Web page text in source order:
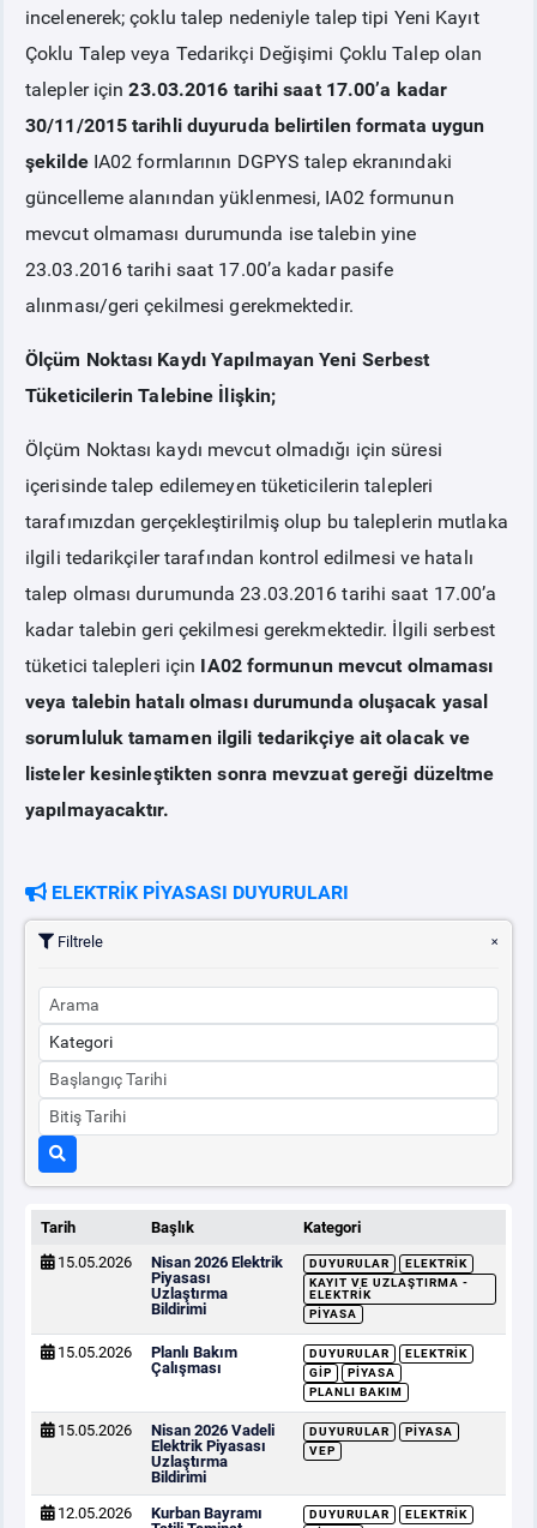
incelenerek; çoklu talep nedeniyle talep tipi Yeni Kayıt
Çoklu Talep veya Tedarikçi Değişimi Çoklu Talep olan
talepler için 23.03.2016 tarihi saat 17.00’a kadar
30/11/2015 tarihli duyuruda belirtilen formata uygun
şekildeIA02 formlarının DGPYS talep ekranındaki
güncelleme alanından yüklenmesi, IA02 formunun
mevcut olmaması durumunda ise talebin yine
23.03.2016 tarihi saat 17.00’a kadar pasife
alınması/geri çekilmesi gerekmektedir.
Ölçüm Noktası Kaydı Yapılmayan Yeni Serbest
Tüketicilerin Talebine İlişkin;
Ölçüm Noktası kaydı mevcut olmadığı için süresi
içerisinde talep edilemeyen tüketicilerin talepleri
tarafımızdan gerçekleştirilmiş olup bu taleplerin mutlaka
ilgili tedarikçiler tarafından kontrol edilmesi ve hatalı
talep olması durumunda 23.03.2016 tarihi saat 17.00’a
kadar talebin geri çekilmesi gerekmektedir. İlgili serbest
tüketici talepleri için IA02 formunun mevcut olmaması
veya talebin hatalı olması durumunda oluşacak yasal
sorumluluk tamamen ilgili tedarikçiye ait olacak ve
listeler kesinleştikten sonra mevzuat gereği düzeltme
yapılmayacaktır.
ELEKTRİK PİYASASI DUYURULARI
Filtrele
Tarih Başlık
Kategori
15.05.2026
Nisan 2026 Elektrik
Piyasası
Uzlaştırma
Bildirimi
DUYURULAR
ELEKTRIK
KAYIT VE UZLAŞTIRMA -
ELEKTRIK
PIYASA
15.05.2026
Planlı Bakım
Çalışması
DUYURULAR
ELEKTRIK
GİP
PIYASA
PLANLI BAKIM
15.05.2026
Nisan 2026 Vadeli
Elektrik Piyasası
Uzlaştırma
Bildirimi
DUYURULAR
PIYASA
VEP
12.05.2026
Kurban Bayramı
DUYURULAR
ELEKTRIK